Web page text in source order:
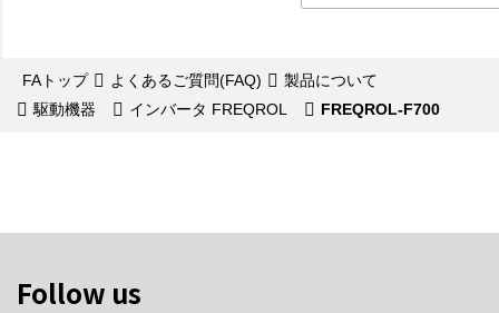
FAトップ よくあるご質問(FAQ)
製品について
駆動機器
インバータ FREQROL FREQROL-F700
Follow us